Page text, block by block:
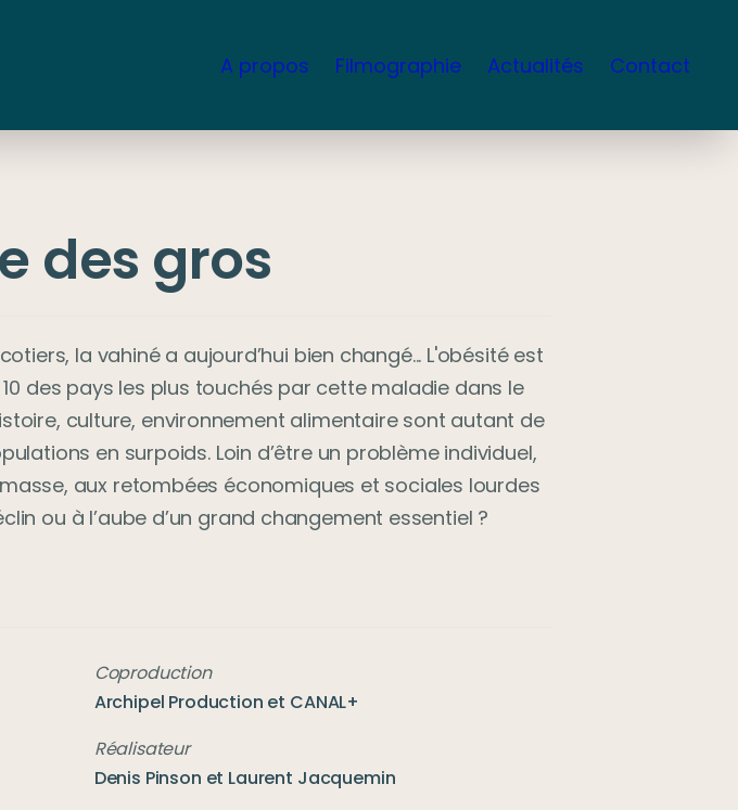
A propos Filmographie Actualités Contact
des gros
la vahiné a aujourd’hui bien changé... L'obésité est
des pays les plus touchés par cette maladie dans le
culture, environnement alimentaire sont autant de
en surpoids. Loin d’être un problème individuel,
aux retombées économiques et sociales lourdes
ou à l’aube d’un grand changement essentiel ?
Coproduction
Archipel Production et CANAL+
Réalisateur
Denis Pinson et Laurent Jacquemin